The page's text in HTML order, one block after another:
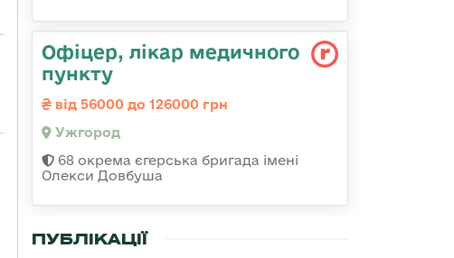
Офіцер, лікар медичного
пункту
від 56000 до 126000 грн
Ужгород
68 окрема єгерська бригада імені
Олекси Довбуша
ПУБЛІКАЦІЇ